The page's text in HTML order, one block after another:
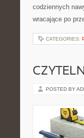
codziennych
wracające po
CATEGORIES:
POSTED BY